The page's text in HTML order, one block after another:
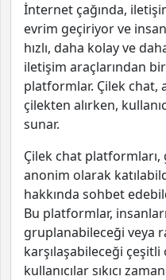
İnternet çağında,
evrim geçiriyor ve
hızlı, daha kolay ve
iletişim araçlarından
platformlar. Çilek chat,
çilekten alırken,
sunar.
Çilek chat platformları,
anonim olarak
hakkında sohbet
Bu platformlar,
gruplanabileceği veya
karşılaşabileceği
kullanıcılar sıkıcı